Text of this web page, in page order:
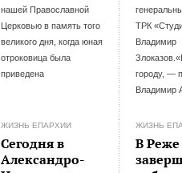
нашей Православной
Церковью в память того
великого дня, когда юная
отроковица была
приведена
ТРК
Владимир
городу, —
Владимир
ЖИЗНЬ ЕПАРХИИ
Сегодня в
Александро-
ЖИЗНЬ
В Реже